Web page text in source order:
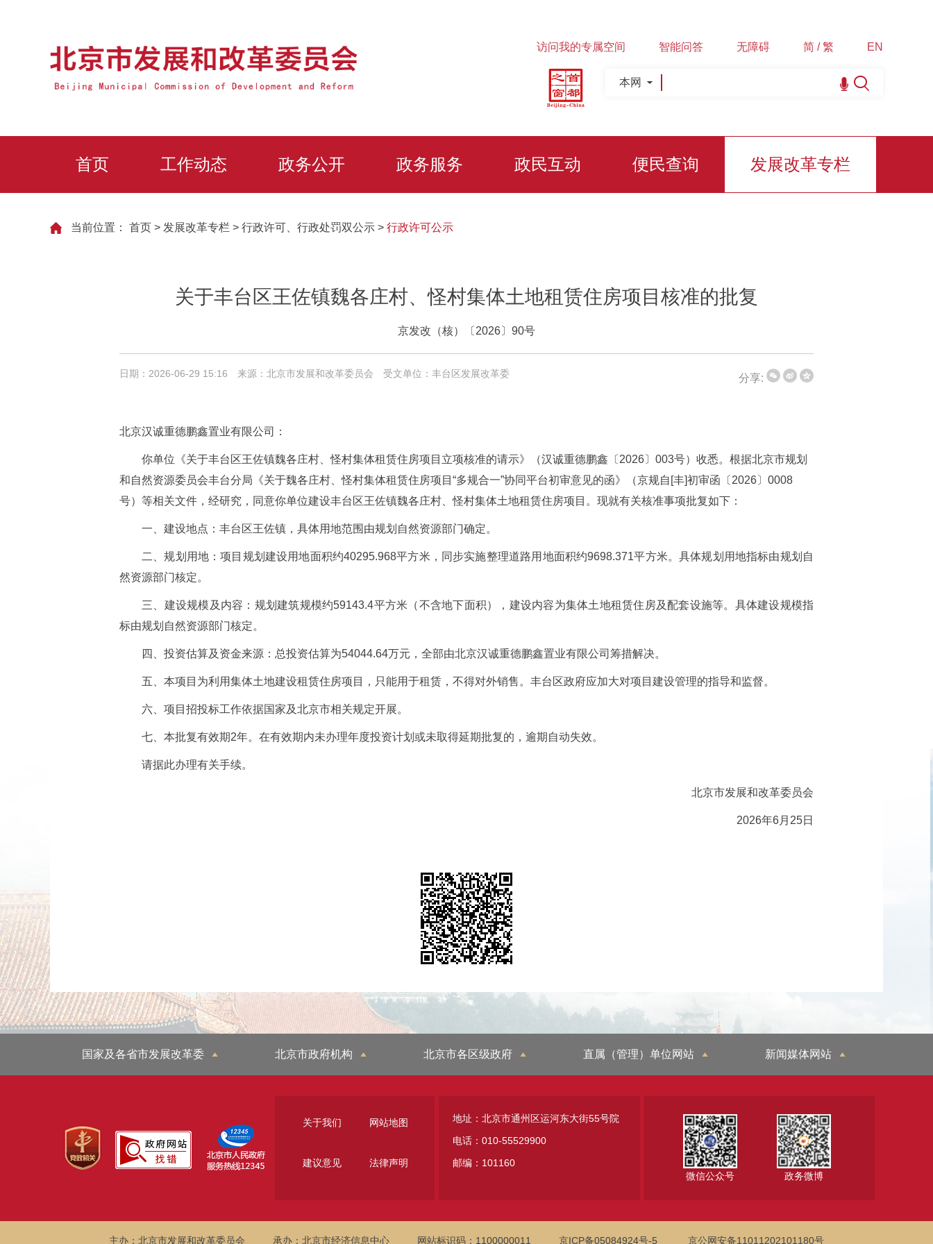
访问我的专属空间 智能问答 无障碍 简 / 繁 EN
本网
首页 工作动态 政务公开 政务服务 政民互动 便民查询 发展改革专栏
当前位置： 首页 > 发展改革专栏 > 行政许可、行政处罚双公示 > 行政许可公示
关于丰台区王佐镇魏各庄村、怪村集体土地租赁住房项目核准的批复
京发改（核）〔2026〕90号
日期：2026-06-29 15:16 来源：北京市发展和改革委员会 受文单位：丰台区发展改革委 分享:
北京汉诚重德鹏鑫置业有限公司：
你单位《关于丰台区王佐镇魏各庄村、怪村集体租赁住房项目立项核准的请示》（汉诚重德鹏鑫〔2026〕003号）收悉。根据北京市规划
和自然资源委员会丰台分局《关于魏各庄村、怪村集体租赁住房项目“多规合一”协同平台初审意见的函》（京规自[丰]初审函〔2026〕0008
号）等相关文件，经研究，同意你单位建设丰台区王佐镇魏各庄村、怪村集体土地租赁住房项目。现就有关核准事项批复如下：
一、建设地点：丰台区王佐镇，具体用地范围由规划自然资源部门确定。
二、规划用地：项目规划建设用地面积约40295.968平方米，同步实施整理道路用地面积约9698.371平方米。具体规划用地指标由规划自
然资源部门核定。
三、建设规模及内容：规划建筑规模约59143.4平方米（不含地下面积），建设内容为集体土地租赁住房及配套设施等。具体建设规模指
标由规划自然资源部门核定。
四、投资估算及资金来源：总投资估算为54044.64万元，全部由北京汉诚重德鹏鑫置业有限公司筹措解决。
五、本项目为利用集体土地建设租赁住房项目，只能用于租赁，不得对外销售。丰台区政府应加大对项目建设管理的指导和监督。
六、项目招投标工作依据国家及北京市相关规定开展。
七、本批复有效期2年。在有效期内未办理年度投资计划或未取得延期批复的，逾期自动失效。
请据此办理有关手续。
北京市发展和改革委员会
2026年6月25日
国家及各省市发展改革委 北京市政府机构 北京市各区级政府 直属（管理）单位网站 新闻媒体网站
关于我们 网站地图
建议意见 法律声明
地址：北京市通州区运河东大街55号院
电话：010-55529900
邮编：101160
微信公众号
政务微博
主办：北京市发展和改革委员会 承办：北京市经济信息中心 网站标识码：1100000011 京ICP备05084924号-5 京公网安备11011202101180号